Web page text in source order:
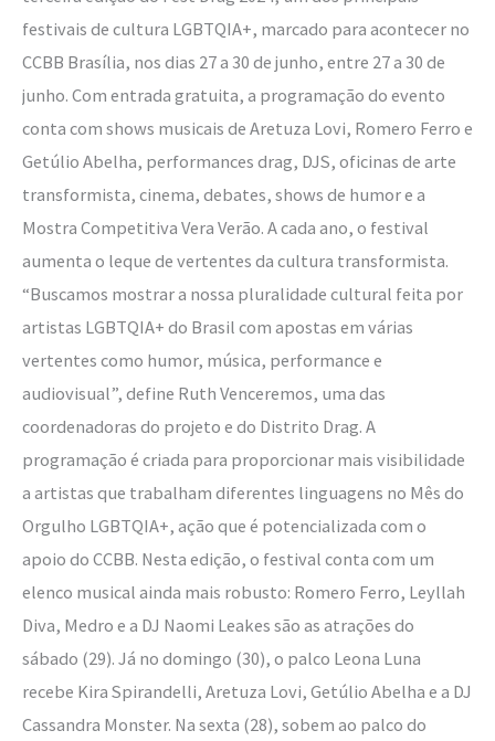
festivais de cultura LGBTQIA+, marcado para acontecer no
CCBB Brasília, nos dias 27 a 30 de junho, entre 27 a 30 de
junho. Com entrada gratuita, a programação do evento
conta com shows musicais de Aretuza Lovi, Romero Ferro e
Getúlio Abelha, performances drag, DJS, oficinas de arte
transformista, cinema, debates, shows de humor e a
Mostra Competitiva Vera Verão. A cada ano, o festival
aumenta o leque de vertentes da cultura transformista.
“Buscamos mostrar a nossa pluralidade cultural feita por
artistas LGBTQIA+ do Brasil com apostas em várias
vertentes como humor, música, performance e
audiovisual”, define Ruth Venceremos, uma das
coordenadoras do projeto e do Distrito Drag. A
programação é criada para proporcionar mais visibilidade
a artistas que trabalham diferentes linguagens no Mês do
Orgulho LGBTQIA+, ação que é potencializada com o
apoio do CCBB. Nesta edição, o festival conta com um
elenco musical ainda mais robusto: Romero Ferro, Leyllah
Diva, Medro e a DJ Naomi Leakes são as atrações do
sábado (29). Já no domingo (30), o palco Leona Luna
recebe Kira Spirandelli, Aretuza Lovi, Getúlio Abelha e a DJ
Cassandra Monster. Na sexta (28), sobem ao palco do